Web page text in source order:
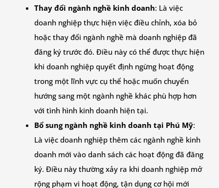
Thay đổi ngành nghề kinh doanh: Là việc
doanh nghiệp thực hiện việc điều chỉnh, xóa bỏ
hoặc thay đổi ngành nghề mà doanh nghiệp đã
đăng ký trước đó. Điều này có thể được thực hiện
khi doanh nghiệp quyết định ngừng hoạt động
trong một lĩnh vực cụ thể hoặc muốn chuyển
hướng sang một ngành nghề khác phù hợp hơn
với tình hình kinh doanh hiện tại.
Bổ sung ngành nghề kinh doanh tại Phú Mỹ:
Là việc doanh nghiệp thêm các ngành nghề kinh
doanh mới vào danh sách các hoạt động đã đăng
ký. Điều này thường xảy ra khi doanh nghiệp mở
rộng phạm vi hoạt động, tận dụng cơ hội mới